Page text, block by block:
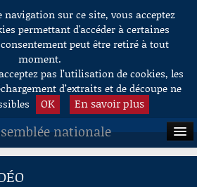
sur ce site, vous acceptez
permettant d'accéder à certaines
peut être retiré à tout
moment.
pas l’utilisation de cookies, les
d’extraits et de découpe ne
OK En savoir plus
nationale